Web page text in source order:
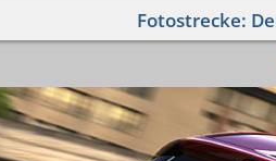
Fotostrecke: